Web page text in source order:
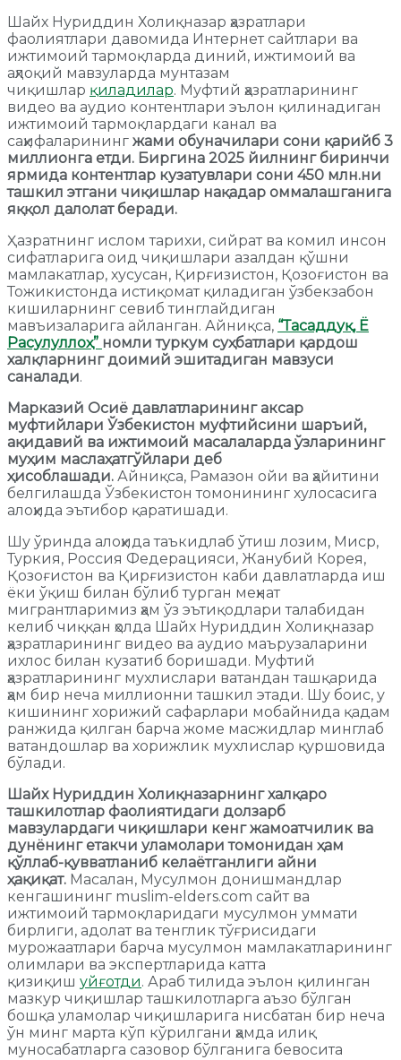
Шайх Нуриддин Холиқназар ҳазратлари
фаолиятлари давомида Интернет сайтлари ва
ижтимоий тармоқларда диний, ижтимоий ва
аҳлоқий мавзуларда мунтазам
чиқишлар қиладилар. Муфтий ҳазратларининг
видео ва аудио контентлари эълон қилинадиган
ижтимоий тармоқлардаги канал ва
саҳифаларининг жами обуначилари сони қарийб 3
миллионга етди. Биргина 2025 йилнинг биринчи
ярмида контентлар кузатувлари сони 450 млн.ни
ташкил этгани чиқишлар нақадар оммалашганига
яққол далолат беради.
Ҳазратнинг ислом тарихи, сийрат ва комил инсон
сифатларига оид чиқишлари азалдан қўшни
мамлакатлар, хусусан, Қирғизистон, Қозоғистон ва
Тожикистонда истиқомат қиладиган ўзбекзабон
кишиларнинг севиб тинглайдиган
мавъизаларига айланган. Айниқса, “Тасаддуқ, Ё
Расулуллоҳ” номли туркум суҳбатлари қардош
халқларнинг доимий эшитадиган мавзуси
саналади.
Марказий Осиё давлатларининг аксар
муфтийлари Ўзбекистон муфтийсини шаръий,
ақидавий ва ижтимоий масалаларда ўзларининг
муҳим маслаҳатгўйлари деб
ҳисоблашади. Айниқса, Рамазон ойи ва ҳайитини
белгилашда Ўзбекистон томонининг хулосасига
алоҳида эътибор қаратишади.
Шу ўринда алоҳида таъкидлаб ўтиш лозим, Миср,
Туркия, Россия Федерацияси, Жанубий Корея,
Қозоғистон ва Қирғизистон каби давлатларда иш
ёки ўқиш билан бўлиб турган меҳнат
мигрантларимиз ҳам ўз эътиқодлари талабидан
келиб чиққан ҳолда Шайх Нуриддин Холиқназар
ҳазратларининг видео ва аудио маърузаларини
ихлос билан кузатиб боришади. Муфтий
ҳазратларининг мухлислари ватандан ташқарида
ҳам бир неча миллионни ташкил этади. Шу боис, у
кишининг хорижий сафарлари мобайнида қадам
ранжида қилган барча жоме масжидлар минглаб
ватандошлар ва хорижлик мухлислар қуршовида
бўлади.
Шайх Нуриддин Холиқназарнинг халқаро
ташкилотлар фаолиятидаги долзарб
мавзулардаги чиқишлари кенг жамоатчилик ва
дунёнинг етакчи уламолари томонидан ҳам
қўллаб-қувватланиб келаётганлиги айни
ҳақиқат. Масалан, Мусулмон донишмандлар
кенгашининг muslim-elders.com сайт ва
ижтимоий тармоқларидаги мусулмон уммати
бирлиги, адолат ва тенглик тўғрисидаги
мурожаатлари барча мусулмон мамлакатларининг
олимлари ва экспертларида катта
қизиқиш уйғотди. Араб тилида эълон қилинган
мазкур чиқишлар ташкилотларга аъзо бўлган
бошқа уламолар чиқишларига нисбатан бир неча
ўн минг марта кўп кўрилгани ҳамда илиқ
муносабатларга сазовор бўлганига бевосита